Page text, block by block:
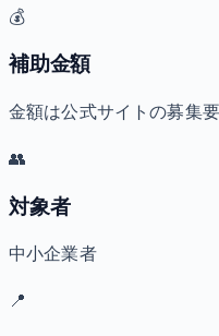
💰
補助金額
金額は公式サイトの募集
👥
対象者
中小企業者
📍